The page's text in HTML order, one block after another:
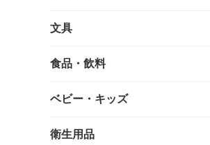
文具
食品・飲料
ベビー・キッズ
衛生用品